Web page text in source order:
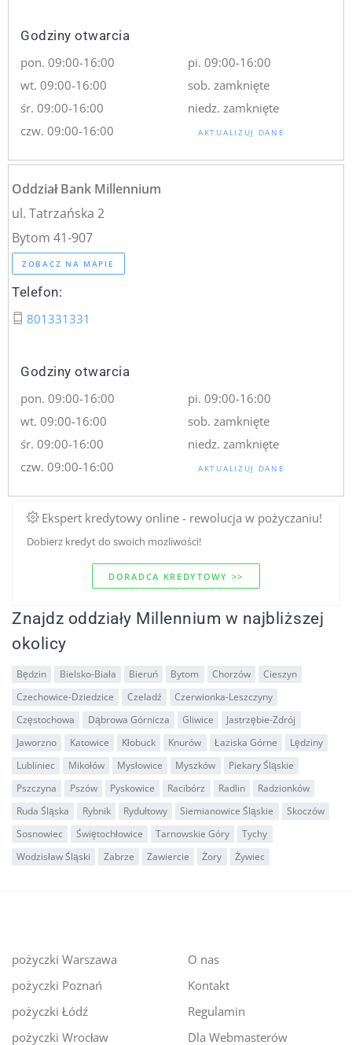
Godziny otwarcia
pon. 09:00-16:00
wt. 09:00-16:00
śr. 09:00-16:00
czw. 09:00-16:00
pi. 09:00-16:00
sob. zamknięte
niedz. zamknięte
AKTUALIZUJ DANE
Oddział Bank Millennium
ul. Tatrzańska 2
Bytom 41-907
ZOBACZ NA MAPIE
Telefon:
801331331
Godziny otwarcia
pon. 09:00-16:00
wt. 09:00-16:00
śr. 09:00-16:00
czw. 09:00-16:00
pi. 09:00-16:00
sob. zamknięte
niedz. zamknięte
AKTUALIZUJ DANE
Ekspert kredytowy online - rewolucja w pożyczaniu!
Dobierz kredyt do swoich mozliwości!
DORADCA KREDYTOWY >>
Znajdz oddziały Millennium w najbliższej
okolicy
Będzin Bielsko-Biała Bieruń Bytom Chorzów
Cieszyn
Czechowice-Dziedzice
Czeladź
Czerwionka-Leszczyny
Częstochowa
Dąbrowa Górnicza Gliwice
Jastrzębie-Zdrój
Jaworzno
Katowice Kłobuck Knurów Łaziska Górne
Lędziny
Lubliniec
Mikołów Mysłowice Myszków
Piekary Śląskie
Pszczyna
Pszów Pyskowice Racibórz Radlin
Radzionków
Ruda Śląska
Rybnik Rydułtowy Siemianowice Śląskie
Skoczów
Sosnowiec
Świętochłowice Tarnowskie Góry
Tychy
Wodzisław Śląski
Zabrze Zawiercie Żory Żywiec
pożyczki Warszawa
pożyczki Poznań
pożyczki Łódź
pożyczki Wrocław
O nas
Kontakt
Regulamin
Dla Webmasterów